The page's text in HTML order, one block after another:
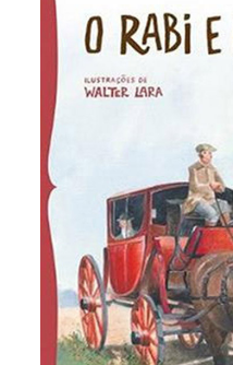
uma cobra o sábio Rabi
a pedido do
trocassem de papéis.
ter que responder a
que
resolveram o
“O rabi, o